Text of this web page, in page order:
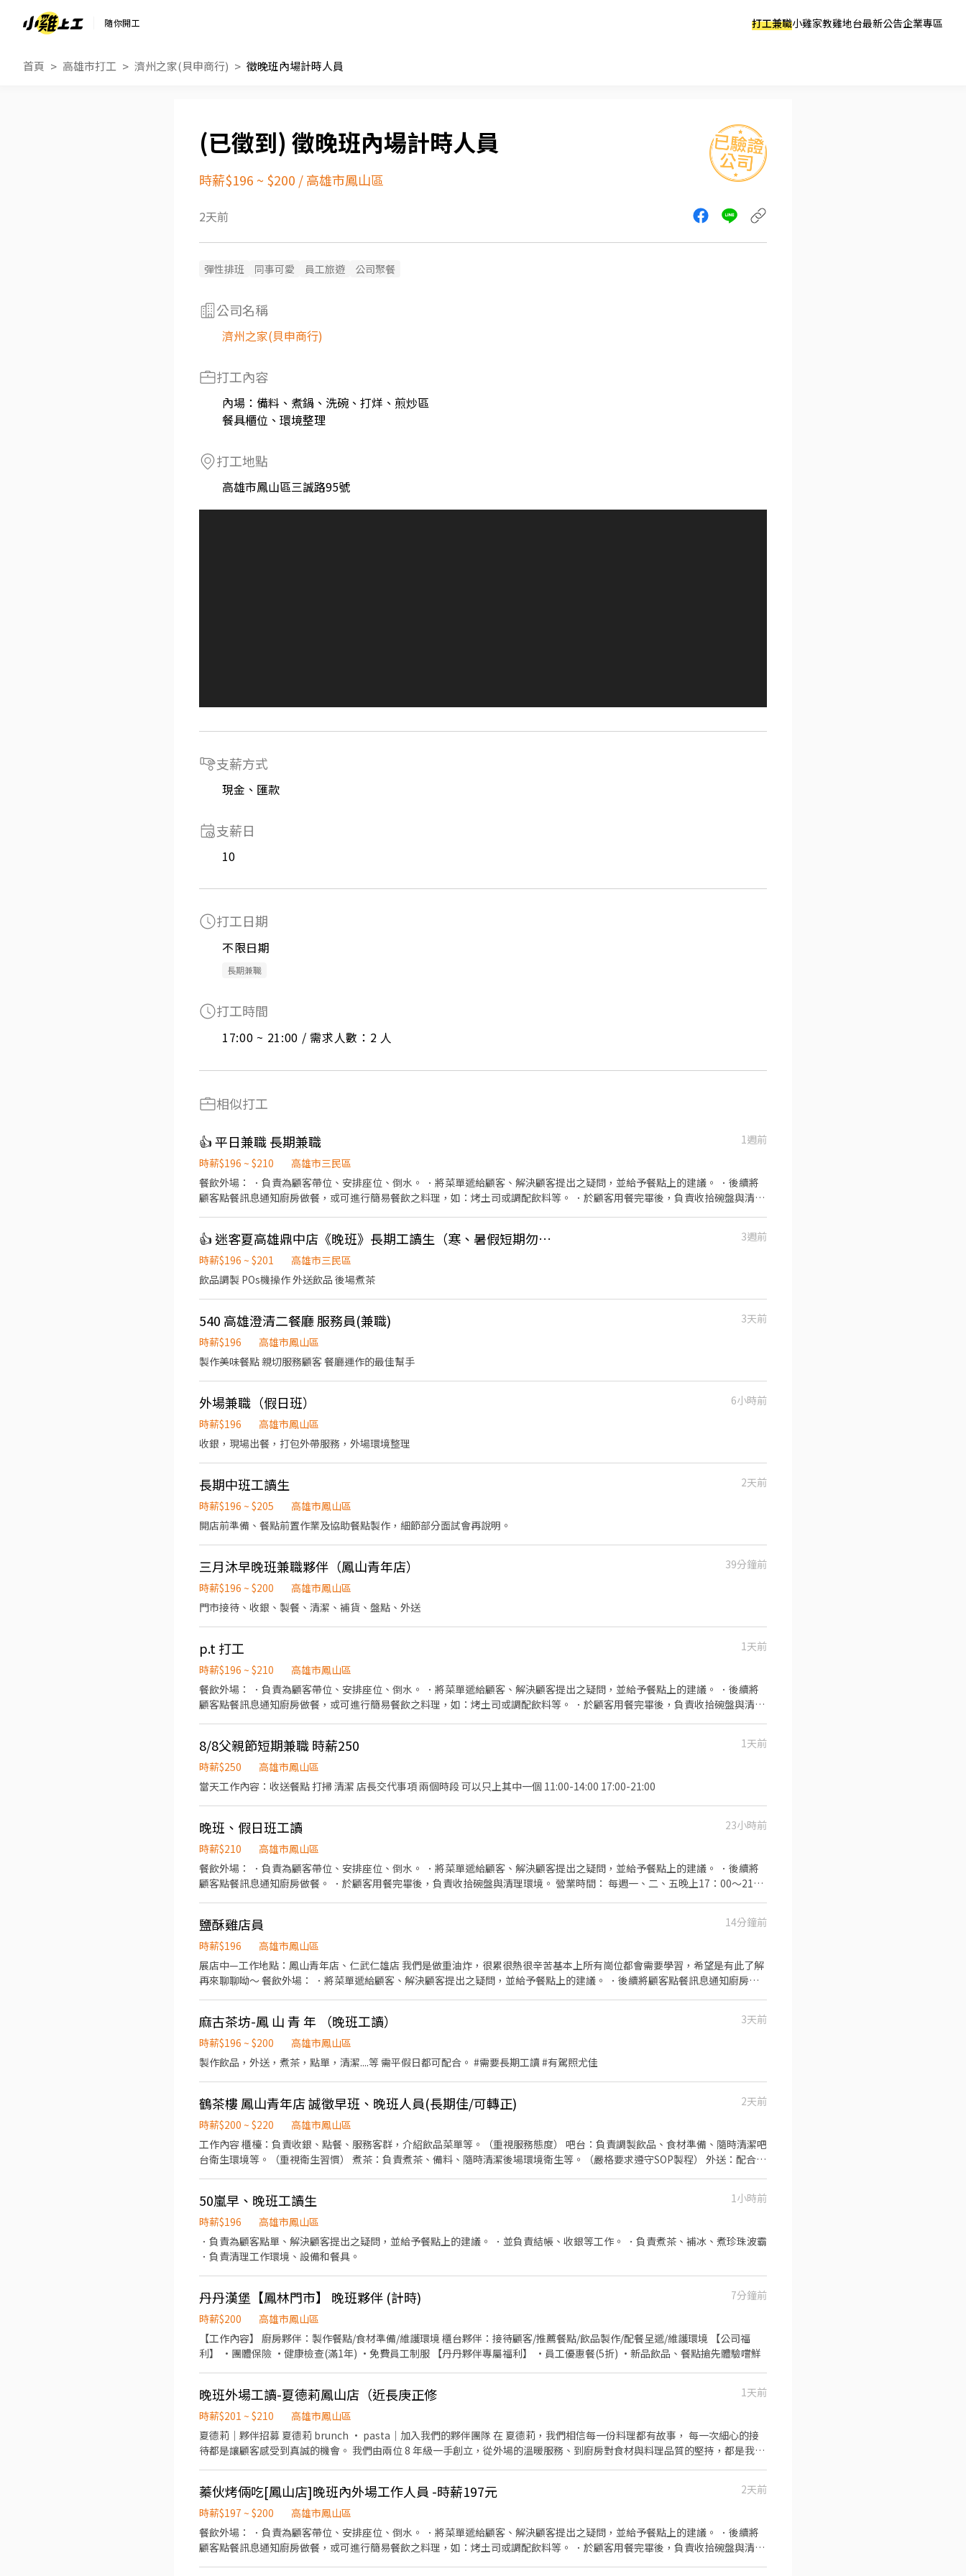
隨你開工 打工兼職小雞家教雞地台最新公告企業專區
首頁 高雄市打工 濟州之家(貝申商行) 徵晚班內場計時人員
徵晚班內場計時人員
時薪$196 ~ $200 /高雄市鳳山區
2天前
彈性排班 同事可愛 員工旅遊 公司聚餐
公司名稱
濟州之家(貝申商行)
打工內容
內場：備料、煮鍋、洗碗、打烊、煎炒區
餐具櫃位、環境整理
打工地點
高雄市鳳山區三誠路95號
支薪方式
現金、匯款
支薪日
10
打工日期
不限日期
長期兼職
打工時間
17:00 ~ 21:00 / 需求人數：2 人
相似打工
👍 平日兼職 長期兼職
1週前
時薪$196 ~ $210
高雄市三民區
餐飲外場： ．負責為顧客帶位、安排座位、倒水。 ．將菜單遞給顧客、解決顧客提出之疑問，並給予餐點上的建議。 ．後續將
顧客點餐訊息通知廚房做餐，或可進行簡易餐飲之料理，如：烤土司或調配飲料等。 ．於顧客用餐完畢後，負責收拾碗盤與清理
重量。 ．負責擺盤、打包外帶服務。
👍 迷客夏高雄鼎中店《晚班》長期工讀生（寒、暑假短期勿投）
3週前
時薪$196 ~ $201
高雄市三民區
飲品調製 POs機操作 外送飲品 後場煮茶
540 高雄澄清二餐廳 服務員(兼職)
3天前
時薪$196
高雄市鳳山區
製作美味餐點 親切服務顧客 餐廳運作的最佳幫手
外場兼職（假日班）
6小時前
時薪$196
高雄市鳳山區
收銀，現場出餐，打包外帶服務，外場環境整理
長期中班工讀生
2天前
時薪$196 ~ $205
高雄市鳳山區
開店前準備、餐點前置作業及協助餐點製作，細節部分面試會再說明。
三月沐早晚班兼職夥伴（鳳山青年店）
39分鐘前
時薪$196 ~ $200
高雄市鳳山區
門市接待、收銀、製餐、清潔、補貨、盤點、外送
p.t 打工
1天前
時薪$196 ~ $210
高雄市鳳山區
餐飲外場： ．負責為顧客帶位、安排座位、倒水。 ．將菜單遞給顧客、解決顧客提出之疑問，並給予餐點上的建議。 ．後續將
顧客點餐訊息通知廚房做餐，或可進行簡易餐飲之料理，如：烤土司或調配飲料等。 ．於顧客用餐完畢後，負責收拾碗盤與清理
重量。 ．負責擺盤、打包外帶服務。
8/8父親節短期兼職 時薪250
1天前
時薪$250
高雄市鳳山區
當天工作內容：收送餐點 打掃 清潔 店長交代事項 兩個時段 可以只上其中一個 11:00-14:00 17:00-21:00
晚班、假日班工讀
23小時前
時薪$210
高雄市鳳山區
餐飲外場： ．負責為顧客帶位、安排座位、倒水。 ．將菜單遞給顧客、解決顧客提出之疑問，並給予餐點上的建議。 ．後續將
顧客點餐訊息通知廚房做餐。 ．於顧客用餐完畢後，負責收拾碗盤與清理環境。 營業時間： 每週一、二、五晚上17：00～21：
鹽酥雞店員
14分鐘前
時薪$196
高雄市鳳山區
展店中—工作地點：鳳山青年店、仁武仁雄店 我們是做重油炸，很累很熱很辛苦基本上所有崗位都會需要學習，希望是有此了解
再來聊聊呦～ 餐飲外場： ．將菜單遞給顧客、解決顧客提出之疑問，並給予餐點上的建議。 ．後續將顧客點餐訊息通知廚房做
種食材。 ．負責清理工作環境、設備和餐具。 ．準備不同餐點所需要的食材。 ．協助測量食材的容量與重量。 ．負責擺盤、打
包外帶服務。
麻古茶坊-鳳 山 青 年 （晚班工讀）
3天前
時薪$196 ~ $200
高雄市鳳山區
製作飲品，外送，煮茶，點單，清潔....等 需平假日都可配合。 #需要長期工讀 #有駕照尤佳
鶴茶樓 鳳山青年店 誠徵早班、晚班人員(長期佳/可轉正)
2天前
時薪$200 ~ $220
高雄市鳳山區
工作內容 櫃檯：負責收銀、點餐、服務客群，介紹飲品菜單等。（重視服務態度） 吧台：負責調製飲品、食材準備、隨時清潔吧
台衛生環境等。（重視衛生習慣） 煮茶：負責煮茶、備料、隨時清潔後場環境衛生等。（嚴格要求遵守SOP製程） 外送：配合店
50嵐早、晚班工讀生
1小時前
時薪$196
高雄市鳳山區
．負責為顧客點單、解決顧客提出之疑問，並給予餐點上的建議。 ．並負責結帳、收銀等工作。 ．負責煮茶、補冰、煮珍珠波霸
．負責清理工作環境、設備和餐具。
丹丹漢堡【鳳林門市】 晚班夥伴 (計時)
7分鐘前
時薪$200
高雄市鳳山區
【工作內容】 廚房夥伴：製作餐點/食材準備/維護環境 櫃台夥伴：接待顧客/推薦餐點/飲品製作/配餐呈遞/維護環境 【公司福
利】 •團體保險 •健康檢查(滿1年) •免費員工制服 【丹丹夥伴專屬福利】 •員工優惠餐(5折) •新品飲品、餐點搶先體驗嚐鮮
晚班外場工讀-夏德莉鳳山店（近長庚正修
1天前
時薪$201 ~ $210
高雄市鳳山區
夏德莉｜夥伴招募 夏德莉 brunch • pasta｜加入我們的夥伴團隊 在 夏德莉，我們相信每一份料理都有故事， 每一次細心的接
待都是讓顧客感受到真誠的機會。 我們由兩位 8 年級一手創立，從外場的溫暖服務、到廚房對食材與料理品質的堅持，都是我們
⸻ 加入我們，你會得到 ・友善的工作環境 ・與熱愛料理及服務的團隊一起學習 ・一起把真誠與美味分享給每位客人 ・ 更多
成長與進步的機會 【員工福利】 ＊依法投保 勞保、健保、勞退 ＊員工餐飲優惠 ⸻ 【工作時間與排班】 ・依營業時間排班，
時段彈性可協調 ・晚日：17:30-21:00，安排 3–3.5小時 ・可依工作能力與個人狀況調整班表 ・例假日與國定假日 可全日排班者
優先 ⸻ 【薪酬制度】 ・兼職人員：時薪 $201–$210含 $5 出勤獎勵） ・依工作表現與能力，設有 調薪考核制度 ・國定假日
出勤，時薪加倍
蓁伙烤倆吃[鳳山店]晚班內外場工作人員 -時薪197元
2天前
時薪$197 ~ $200
高雄市鳳山區
餐飲外場： ．負責為顧客帶位、安排座位、倒水。 ．將菜單遞給顧客、解決顧客提出之疑問，並給予餐點上的建議。 ．後續將
顧客點餐訊息通知廚房做餐，或可進行簡易餐飲之料理，如：烤土司或調配飲料等。 ．於顧客用餐完畢後，負責收拾碗盤與清理